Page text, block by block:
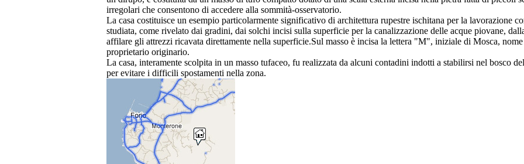
irregolari che consentono di accedere alla sommità-osservatorio.
La casa costituisce un esempio particolarmente significativo di architettura rupestre ischitana per la lavorazione
studiata, come rivelato dai gradini, dai solchi incisi sulla superficie per la canalizzazione delle acque piovane,
affilare gli attrezzi ricavata direttamente nella superficie.Sul masso è incisa la lettera "M", iniziale di Mosca, nome
proprietario originario.
La casa, interamente scolpita in un masso tufaceo, fu realizzata da alcuni contadini indotti a stabilirsi nel bosco
per evitare i difficili spostamenti nella zona.